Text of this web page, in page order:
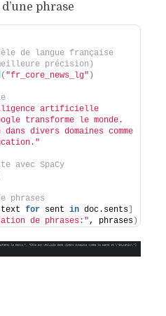
phrase
de langue française
précision)
( "fr_core_news_lg" )
artificielle
transforme le monde.
divers domaines comme
avec SpaCy
phrases
for sent in doc.sents]
de phrases:", phrases)